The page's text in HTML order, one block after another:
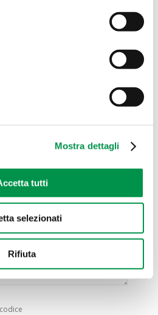
Mostra dettagli
tutti
selezionati
Rifiuta